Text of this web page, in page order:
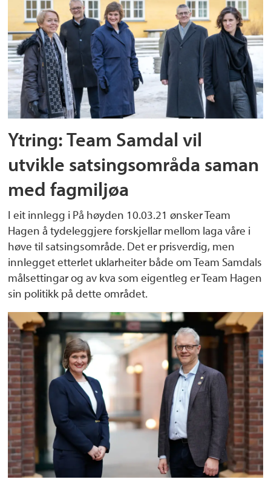
Ytring: Team Samdal vil
utvikle satsingsområda saman
med fagmiljøa
I eit innlegg i På høyden 10.03.21 ønsker Team
Hagen å tydeleggjere forskjellar mellom laga våre i
høve til satsingsområde. Det er prisverdig, men
innlegget etterlet uklarheiter både om Team Samdals
målsettingar og av kva som eigentleg er Team Hagen
sin politikk på dette området.